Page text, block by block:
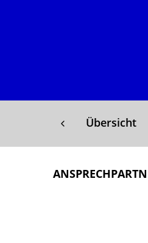
Übersicht